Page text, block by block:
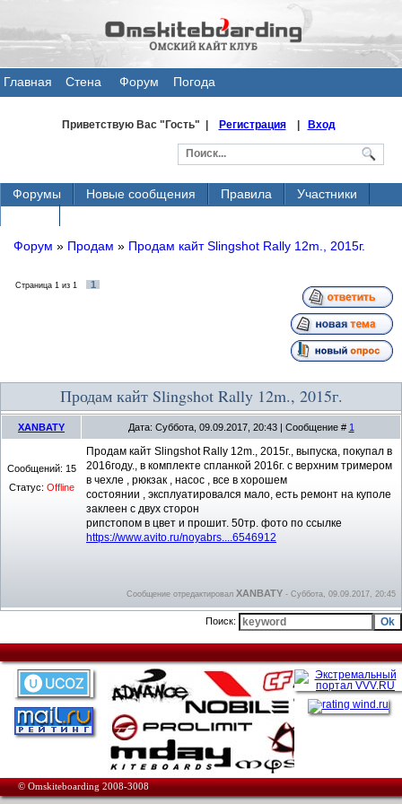
Главная
Стена
Форум Погода
Приветствую Вас"Гость" | Регистрация| Вход
Форумы Новые сообщения Правила
Участники
Форум » Продам » Продам кайт Slingshot Rally 12m., 2015г.
Страница 1 из 1 1
Продам кайт Slingshot Rally 12m., 2015г.
XANBATY Дата: Суббота, 09.09.2017, 20:43 | Сообщение # 1
Сообщений: 15
Статус: Offline
Продам кайт Slingshot Rally 12m., 2015г., выпуска, покупал в
2016году., в комплекте спланкой 2016г. с верхним тримером
в чехле , рюкзак , насос , все в хорошем
состоянии , эксплуатировался мало, есть ремонт на куполе
заклеен с двух сторон
рипстопом в цвет и прошит. 50тр. фото по ссылке
https://www.avito.ru/noyabrs....6546912
Сообщение отредактировал XANBATY - Суббота, 09.09.2017, 20:45
Поиск:
© Omskiteboarding 2008-3008